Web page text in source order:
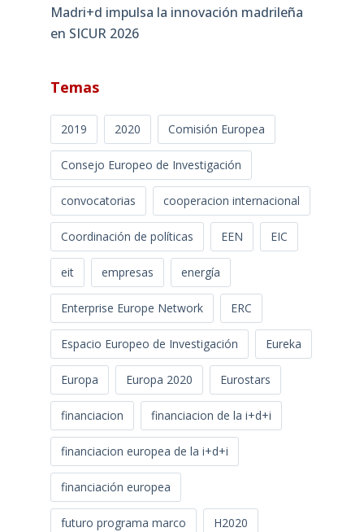
Madri+d impulsa la innovación madrileña
en SICUR 2026
Temas
2019 2020 Comisión Europea
Consejo Europeo de Investigación
convocatorias cooperacion internacional
Coordinación de políticas EEN EIC
eit empresas energía
Enterprise Europe Network ERC
Espacio Europeo de Investigación Eureka
Europa Europa 2020 Eurostars
financiacion financiacion de la i+d+i
financiacion europea de la i+d+i
financiación europea
futuro programa marco H2020